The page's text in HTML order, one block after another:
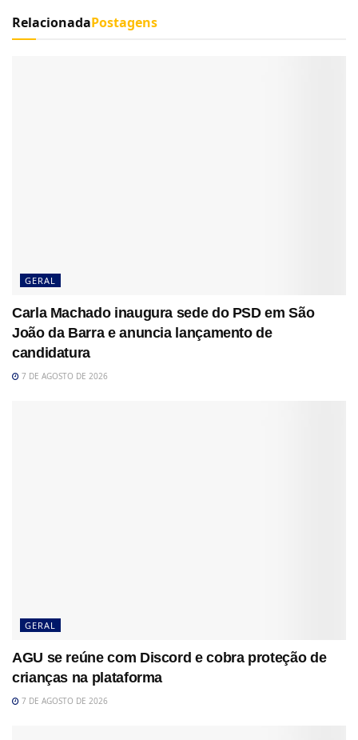
RelacionadaPostagens
GERAL
Carla Machado inaugura sede do PSD em São
João da Barra e anuncia lançamento de
candidatura
7 DE AGOSTO DE 2026
GERAL
AGU se reúne com Discord e cobra proteção de
crianças na plataforma
7 DE AGOSTO DE 2026